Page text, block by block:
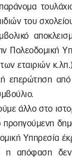
του
Πολεοδομική
εταιριών
επερώτηση
άλλο στο
Υπηρεσία
η απόφαση δεν